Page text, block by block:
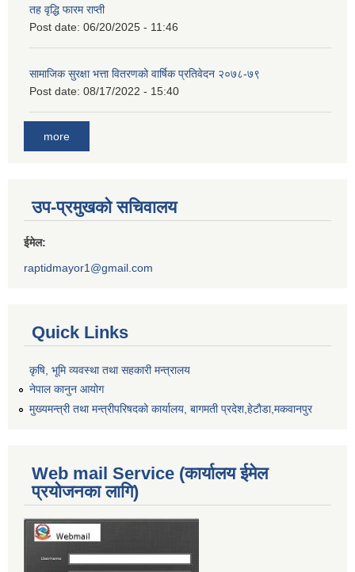
तह वृद्धि फारम राप्ती
Post date: 06/20/2025 - 11:46
सामाजिक सुरक्षा भत्ता वितरणको वार्षिक प्रतिवेदन २०७८-७९
Post date: 08/17/2022 - 15:40
more
उप-प्रमुखको सचिवालय
ईमेल:
raptidmayor1@gmail.com
Quick Links
कृषि, भूमि व्यवस्था तथा सहकारी मन्त्रालय
नेपाल कानुन आयोग
मुख्यमन्त्री तथा मन्त्रीपरिषदको कार्यालय, बागमती प्रदेश,हेटाैडा,मकवानपुर
Web mail Service (कार्यालय ईमेल
प्रयोजनका लागि)